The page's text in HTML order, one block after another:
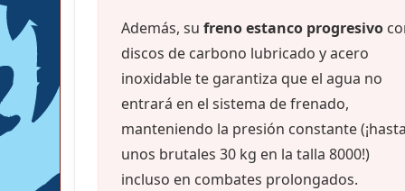
Además, su freno estanco progresivo
discos de carbono lubricado y acero
inoxidable te garantiza que el agua no
entrará en el sistema de frenado,
manteniendo la presión constante
unos brutales 30 kg en la talla 8000!)
incluso en combates prolongados.